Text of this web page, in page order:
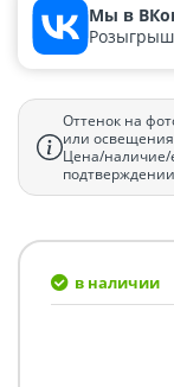
Мы в
Оттенок на
или
Цена/наличие/
в наличии